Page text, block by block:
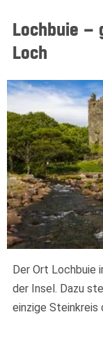
Lochbuie –
Loch
Der Ort Lochbuie
der Insel. Dazu
einzige Steinkreis